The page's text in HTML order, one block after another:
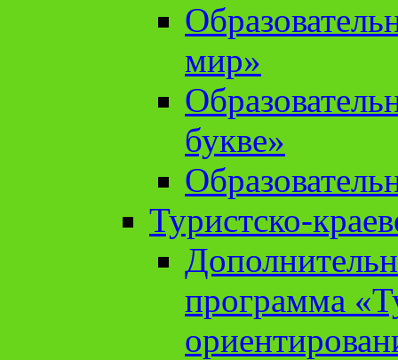
мир»
букве»
Туристско-
программа